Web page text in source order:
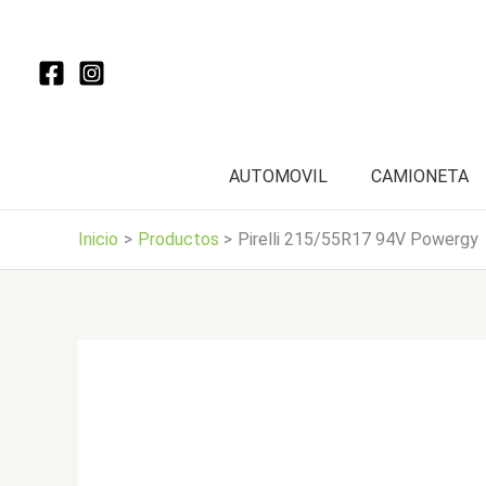
contenido
AUTOMOVIL CAMIONETA
Inicio Productos Pirelli 215/55R17 94V Powergy